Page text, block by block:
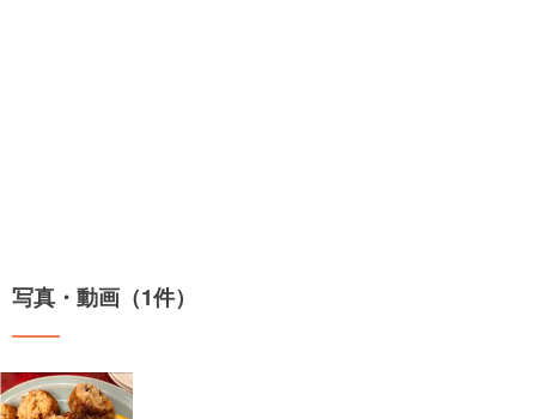
写真・動画（1件）